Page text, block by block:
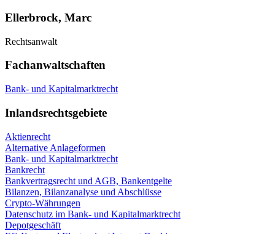
Ellerbrock, Marc
Rechtsanwalt
Fachanwaltschaften
Bank- und Kapitalmarktrecht
Inlandsrechtsgebiete
Aktienrecht
Alternative Anlageformen
Bank- und Kapitalmarktrecht
Bankrecht
Bankvertragsrecht und AGB, Bankentgelte
Bilanzen, Bilanzanalyse und Abschlüsse
Crypto-Währungen
Datenschutz im Bank- und Kapitalmarktrecht
Depotgeschäft